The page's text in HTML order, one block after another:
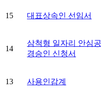
15 대표상속인 선임서
14
삼척형 일자리 안심
경승인 신청서
13 사용인감계